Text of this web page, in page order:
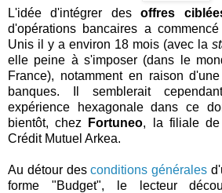
L'idée d'intégrer desoffres
d'opérations bancaires a
Unis il y a environ 18 mois (avec la
elle peine à s'imposer (dans le
France), notamment en raison
banques. Il semblerait
expérience hexagonale dans ce
bientôt, chez
Fortuneo, la filiale
Crédit Mutuel Arkea.
Au détour desconditions générales
forme "Budget", le lecteur